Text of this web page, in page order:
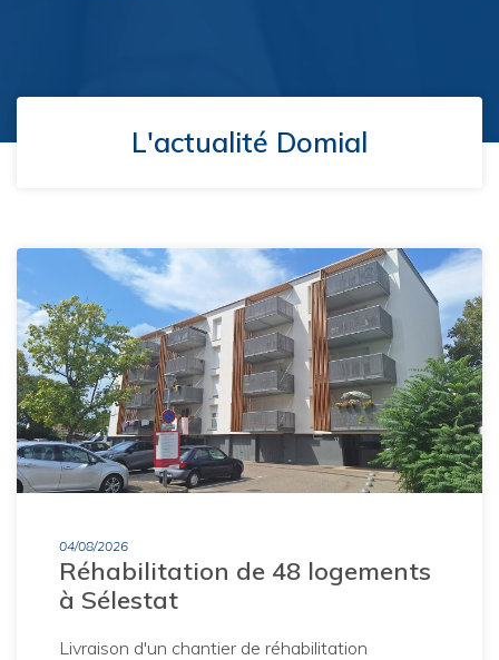
L'actualité Domial
04/08/2026
Réhabilitation de 48 logements
à Sélestat
Livraison d'un chantier de réhabilitation